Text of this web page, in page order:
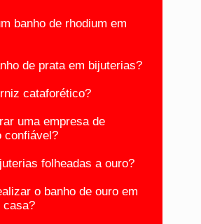
banho de rhodium em
de prata em bijuterias?
cataforético?
uma empresa de
confiável?
folheadas a ouro?
o banho de ouro em
casa?